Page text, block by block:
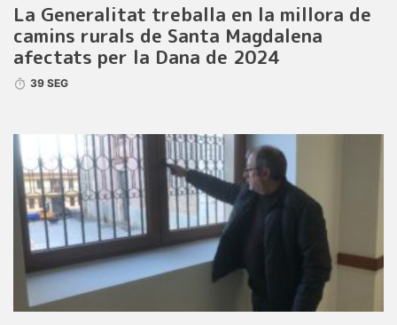
La Generalitat treballa en la millora de
camins rurals de Santa Magdalena
afectats per la Dana de 2024
39 SEG